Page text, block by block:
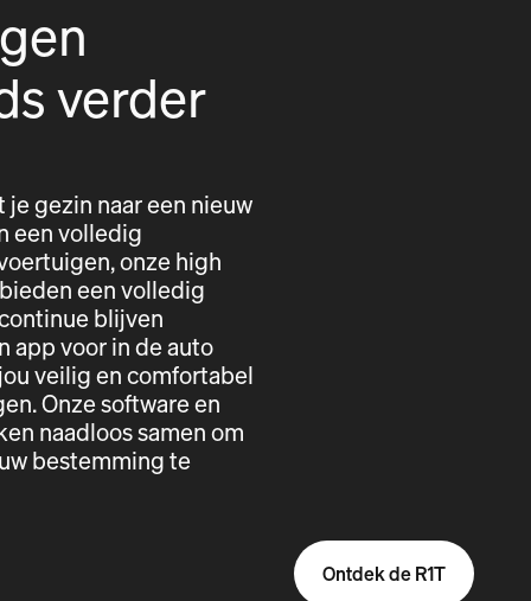
verder
gezin naar een nieuw
een volledig
onze high
een volledig
blijven
app voor in de auto
veilig en comfortabel
Onze software en
naadloos samen om
bestemming te
Ontdek de R1T